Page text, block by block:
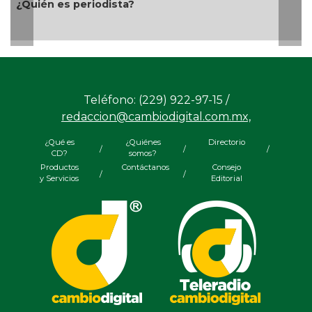
Aproveche
Teléfono: (229) 922-97-15 /
redaccion@cambiodigital.com.mx,